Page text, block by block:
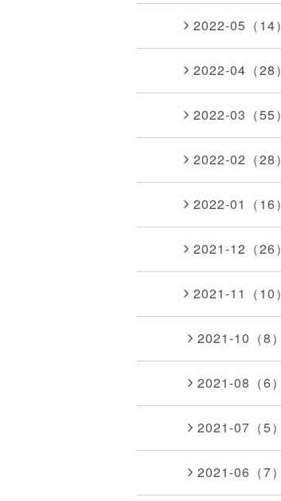
2022-05（14）
2022-04（28）
2022-03（55）
2022-02（28）
2022-01（16）
2021-12（26）
2021-11（10）
2021-10（8）
2021-08（6）
2021-07（5）
2021-06（7）